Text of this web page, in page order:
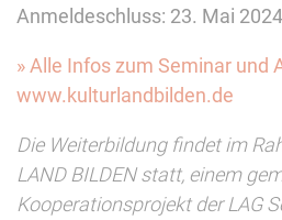
Anmeldeschluss: 23. Mai 2024
» Alle Infos zum Seminar und
www.kulturlandbilden.de
Die Weiterbildung findet im
LAND BILDEN statt, einem
Kooperationsprojekt der LAG